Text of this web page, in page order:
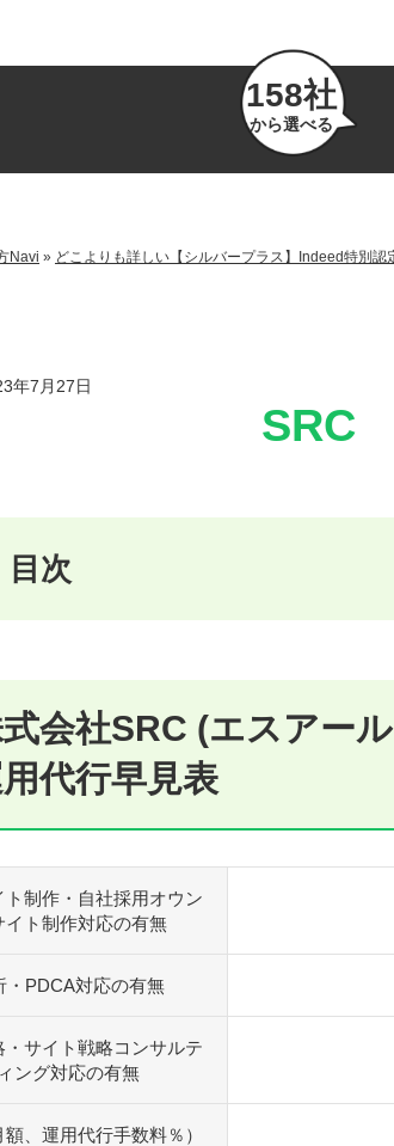
158社
から選べる
Navi » どこよりも詳しい【シルバープラス】Indeed特別認
年7月27日
SRC
会社SRC (エスアー
代行早見表
ト制作・自社採用オウン
イト制作対応の有無
・PDCA対応の有無
・サイト戦略コンサルテ
ィング対応の有無
、運用代行手数料％）